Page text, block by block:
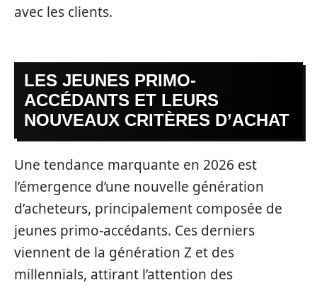
avec les clients.
LES JEUNES PRIMO-
ACCÉDANTS ET LEURS
NOUVEAUX CRITÈRES D’ACHAT
Une tendance marquante en 2026 est
l’émergence d’une nouvelle génération
d’acheteurs, principalement composée de
jeunes primo-accédants. Ces derniers
viennent de la génération Z et des
millennials, attirant l’attention des